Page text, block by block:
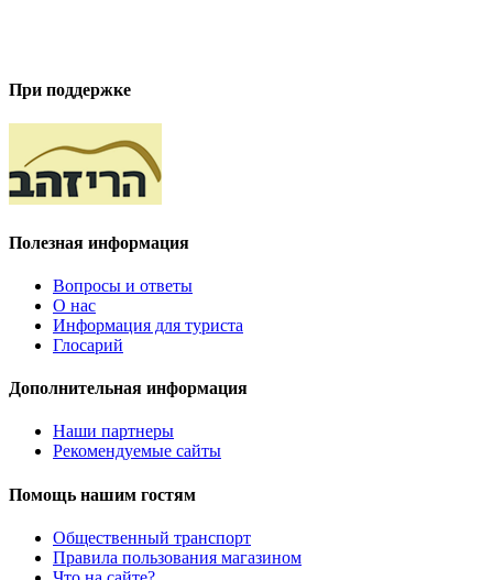
При поддержке
Полезная информация
Вопросы и ответы
О нас
Информация для туриста
Глосарий
Дополнительная информация
Наши партнеры
Рекомендуемые сайты
Помощь нашим гостям
Общественный транспорт
Правила пользования магазином